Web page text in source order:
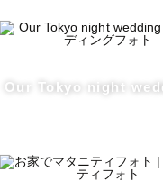
う自然なお色味でお仕
相談くださいませ
ーーーわたしについて
▫️すきなこと
Our Tokyo night